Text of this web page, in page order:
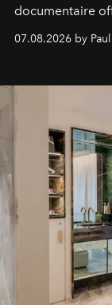
documentaire
générationnel.
07.08.2026 by